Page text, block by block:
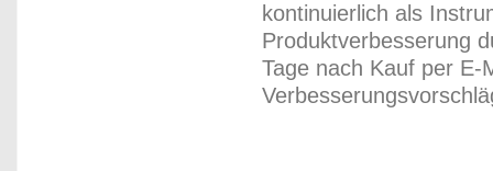
kontinuierlich als
Produktverbesserung
Tage nach Kauf per E-